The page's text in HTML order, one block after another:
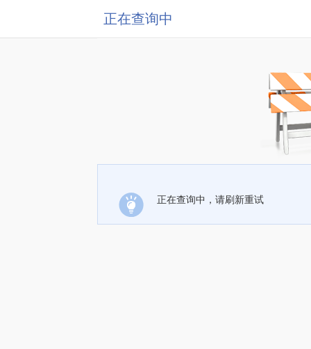
正在查询中
正在查询中，请刷新重试